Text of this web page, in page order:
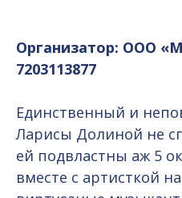
Организатор: ООО
7203113877
Единственный и
Ларисы Долиной не
ей подвластны аж 5
вместе с артисткой